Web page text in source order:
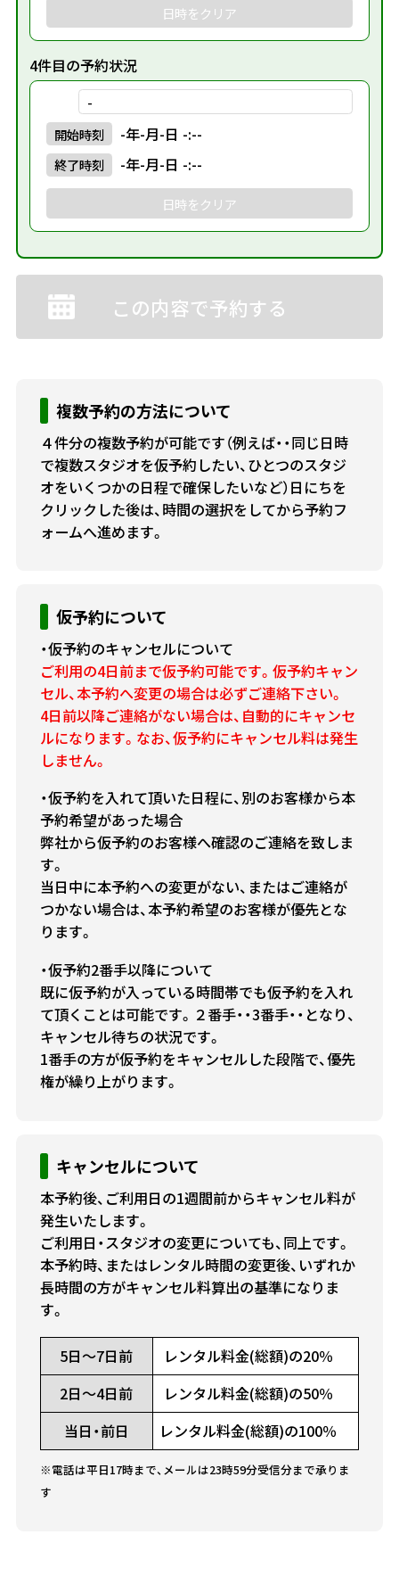
日時をクリア
4件目の予約状況
-
開始時刻 -年-月-日 -:--
終了時刻 -年-月-日 -:--
日時をクリア
この内容で予約する
複数予約の方法について
４件分の複数予約が可能です（例えば・・同じ日時
で複数スタジオを仮予約したい、ひとつのスタジ
オをいくつかの日程で確保したいなど）日にちを
クリックした後は、時間の選択をしてから予約フ
ォームへ進めます。
仮予約について
・仮予約のキャンセルについて
ご利用の4日前まで仮予約可能です。仮予約キャン
セル、本予約へ変更の場合は必ずご連絡下さい。
4日前以降ご連絡がない場合は、自動的にキャンセ
ルになります。なお、仮予約にキャンセル料は発生
しません。
・仮予約を入れて頂いた日程に、別のお客様から本
予約希望があった場合
弊社から仮予約のお客様へ確認のご連絡を致しま
す。
当日中に本予約への変更がない、またはご連絡が
つかない場合は、本予約希望のお客様が優先とな
ります。
・仮予約2番手以降について
既に仮予約が入っている時間帯でも仮予約を入れ
て頂くことは可能です。２番手・・3番手・・となり、
キャンセル待ちの状況です。
1番手の方が仮予約をキャンセルした段階で、優先
権が繰り上がります。
キャンセルについて
本予約後、ご利用日の1週間前からキャンセル料が
発生いたします。
ご利用日・スタジオの変更についても、同上です。
本予約時、またはレンタル時間の変更後、いずれか
長時間の方がキャンセル料算出の基準になりま
す。
5日～7日前
レンタル料金(総額)の20％
2日～4日前
レンタル料金(総額)の50％
当日・前日
レンタル料金(総額)の100％
※電話は平日17時まで、メールは23時59分受信分まで承りま
す